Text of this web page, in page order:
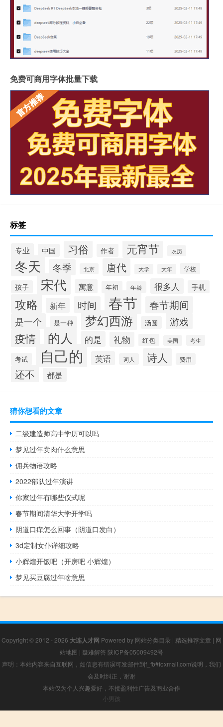
免费可商用字体批量下载
标签
专业 中国 习俗 作者 元宵节 农历
冬天 冬季 北京 唐代 大学 大年 学校
孩子 宋代 寓意 年初 年龄 很多人 手机
攻略 新年 时间 春节 春节期间
是一个 是一种 梦幻西游 汤圆 游戏
疫情 的人 的是 礼物 红包 美国 考生
考试 自己的 英语 词人 诗人 费用
还不 都是
猜你想看的文章
二级建造师高中学历可以吗
梦见过年卖肉什么意思
佣兵物语攻略
2022部队过年演讲
你家过年有哪些仪式呢
春节期间清华大学开学吗
阴道口痒怎么回事（阴道口发白）
3d定制女仆详细攻略
小辉煌开饭吧（开房吧 小辉煌）
梦见买豆腐过年啥意思
Copyright © 2012 - 2026 大连人才网 Powered by 网站分类目录 | 精选推荐文章 | 网
站地图 | 疑难解答 陕ICP备05009492号
声明：本站内容来自互联网，如信息有错误可发邮件到f_fb#foxmail.com说明，我们
会及时纠正，谢谢
本站仅为个人兴趣爱好，不接盈利性广告及商业合作
小男孩